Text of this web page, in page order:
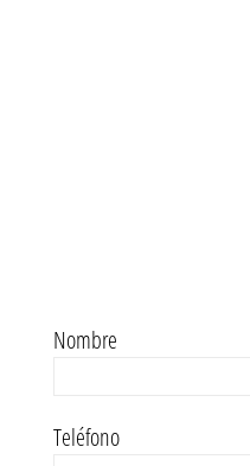
Nombre
Teléfono